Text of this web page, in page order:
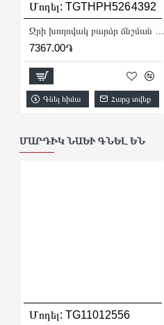
Մոդել: TGTHPH5264392
Ջրի խողովակ բարձր ճնշման 5 մ
7367.00֏
Գնել հիմա Հարց տվեք
ՄԱՐԴԻԿ ՆԱԵՒ ԳՆԵԼ ԵՆ
Մոդել: TG11012556